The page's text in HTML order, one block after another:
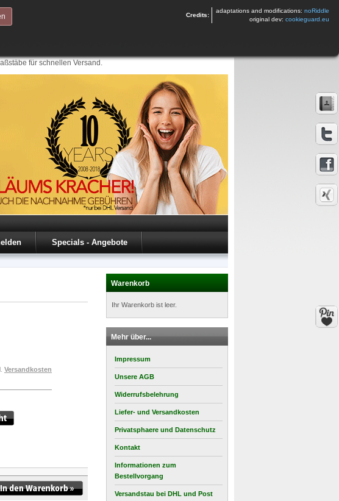
Credits:
adaptations and modifications: noRiddle
original dev: cookieguard.eu
für schnellen Versand.
Specials - Angebote
Versandkosten
Warenkorb
Ihr Warenkorb ist leer.
Mehr über...
Impressum
Unsere AGB
Widerrufsbelehrung
Liefer- und Versandkosten
Privatsphaere und Datenschutz
Kontakt
Informationen zum
Bestellvorgang
Versandstau bei DHL und Post